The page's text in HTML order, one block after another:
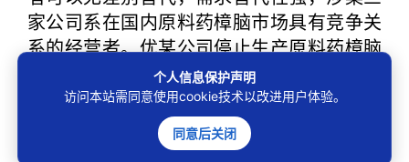
家公司系在国内原料药樟脑市场具有竞争关
系的经营者。优某公司停止生产原料药樟脑
后，委托黄某公司为其生产工业级合成樟
脑，并约定优某公司协助黄某公司开拓原料
药樟脑市场，扩大市场占有率，双方还将工
业级合成樟脑的委托加工条件与原料药樟脑
个人信息保护声明
访问本站需同意使用cookie技术以改进用户体验。
同意后关闭